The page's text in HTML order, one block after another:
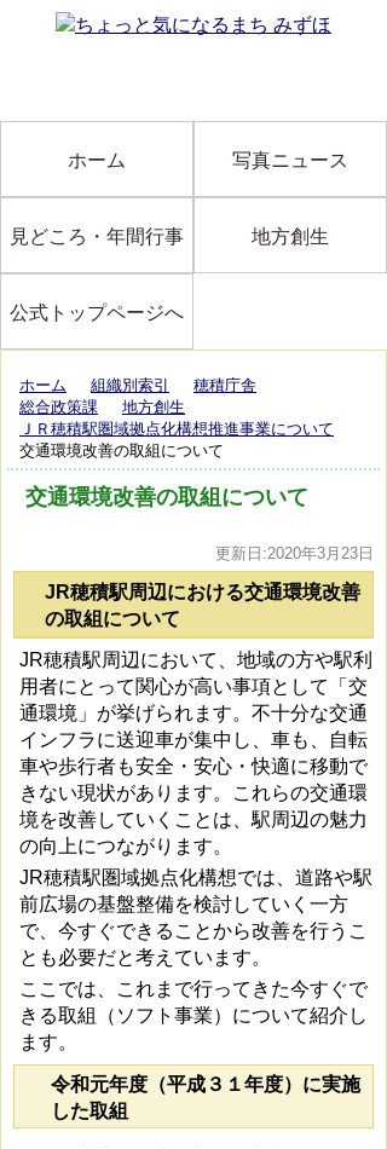
ホーム 写真ニュース
見どころ・年間行事 地方創生
公式トップページへ
ホーム 組織別索引
穂積庁舎
総合政策課
地方創生
ＪＲ穂積駅圏域拠点化構想推進事業について
交通環境改善の取組について
交通環境改善の取組について
更新日:2020年3月23日
JR穂積駅周辺における交通環境改善
の取組について
JR穂積駅周辺において、地域の方や駅利
用者にとって関心が高い事項として「交
通環境」が挙げられます。不十分な交通
インフラに送迎車が集中し、車も、自転
車や歩行者も安全・安心・快適に移動で
きない現状があります。これらの交通環
境を改善していくことは、駅周辺の魅力
の向上につながります。
JR穂積駅圏域拠点化構想では、道路や駅
前広場の基盤整備を検討していく一方
で、今すぐできることから改善を行うこ
とも必要だと考えています。
ここでは、これまで行ってきた今すぐで
きる取組（ソフト事業）について紹介し
ます。
令和元年度（平成３１年度）に実施
した取組